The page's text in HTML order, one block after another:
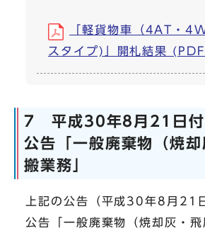
「軽貨物車（4AT・
スタイプ)」開札結果
7 平成30年8月21日付
公告「一般廃棄物（焼
搬業務」
上記の公告（平成30年8月21
公告「一般廃棄物（焼却灰・飛